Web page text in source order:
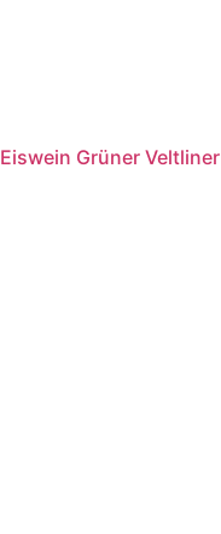
Eiswein Grüner Veltliner